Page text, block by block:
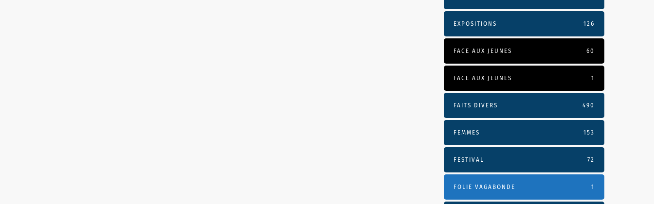
EXPOSITIONS 126
FACE AUX JEUNES 60
FACE AUX JEUNES 1
FAITS DIVERS 490
FEMMES 153
FESTIVAL 72
FOLIE VAGABONDE 1